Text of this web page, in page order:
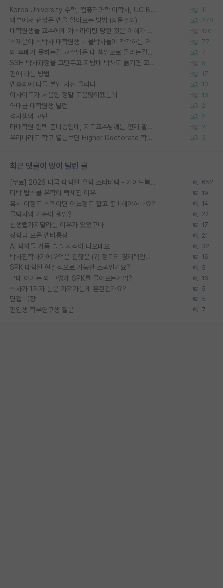
Korea University 수학, 컴퓨터과학 이학사, UC Berkeley 산업공학 대학원 공학박사가 되는 것은 쉽지 않겠죠? 11
외부에서 괜찮은 랩을 알아보는 방법 (장문주의) 278
대학원생들 교수에게 가스라이팅 당한 것은 이해가 갑니다. 안타깝네요. 120
소재분야 석박사 대학원생 + 물박사들이 착각하는 거 77
왜 후배가 못하는걸 교수님은 내 책임으로 돌리는걸까요? 7
SSH 박사과정을 그만두고 지방대 박사로 옮기면 교수의 꿈은 끝일까요? 9
편애 하는 방법 17
랩홈피에 다들 본인 사진 올리냐 13
이사이트가 처음엔 정말 도움많이됐는데 16
역대급 대학원생 빌런 2
석사생의 고민 2
타대학원 컨텍 준비중인데, 지도교수님께는 언제 말씀드려야 할까요? 2
우리나라도 학구 열풍보면 Higher Doctorate 학위가 필요하다고 봅니다. 3
최근 댓글이 많이 달린 글
[무료] 2026 미국 대학원 유학 스타터팩 - 가이드북 & 합격자 컨택메일 템플릿 652
미박 탑스쿨 유학이 빡세진 이유 19
혹시 이정도 스펙이면 어느정도 잡고 준비해야하나요? 14
물박사의 기준이 뭐임? 22
신생랩가지말라는 이유가 있었구나 17
장학금 모은 랩비통장 21
AI 학회들 거품 슬슬 지적이 나오네요 32
박사진학하기에 2억은 괜찮은 (?) 정도의 경제력인가요 16
SPK 대학원 현실적으로 가능한 스펙인가요? 5
근데 여기는 왜 그렇게 SPK를 물어보는거임? 16
석사가 1저자 논문 가져가는게 흔한건가요? 5
면접 복장 5
편입생 학부연구생 질문 7